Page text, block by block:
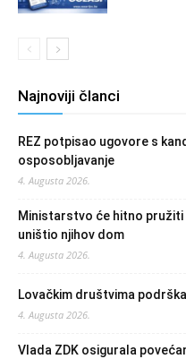
Najnoviji članci
REZ potpisao ugovore s
osposobljavanje
4. Augusta 2026.
Ministarstvo će hitno pružiti
uništio njihov dom
4. Augusta 2026.
Lovačkim društvima
4. Augusta 2026.
Vlada ZDK osigurala